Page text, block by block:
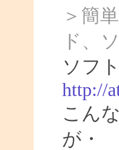
＞簡
ド、
ソフ
http://
こん
が・